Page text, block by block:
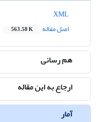
اصل مقاله
563.58 K
هم رسانی
ارجاع به این مقاله
آمار